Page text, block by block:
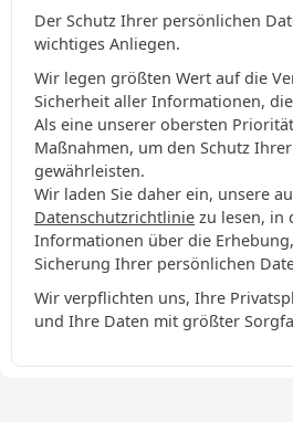
Der Schutz Ihrer persönlichen
wichtiges Anliegen.
Wir legen größten Wert auf die
Sicherheit aller Informationen,
Als eine unserer obersten
Maßnahmen, um den Schutz
gewährleisten.
Wir laden Sie daher ein, unsere
Datenschutzrichtlinie zu lesen, in
Informationen über die
Sicherung Ihrer persönlichen
Wir verpflichten uns, Ihre
und Ihre Daten mit größter